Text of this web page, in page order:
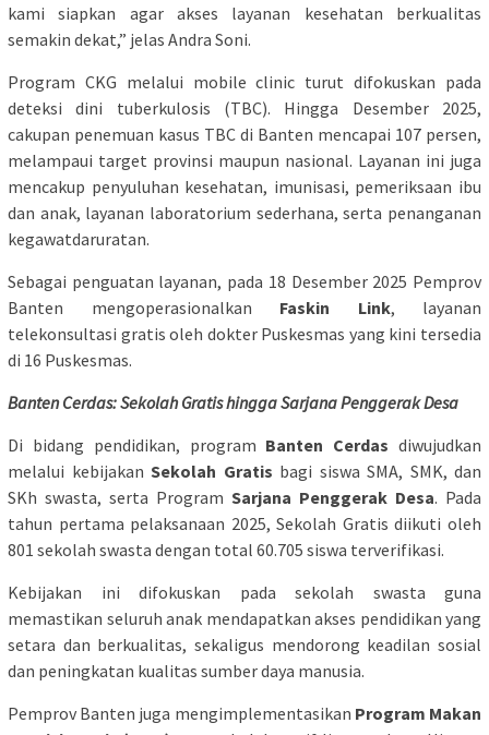
kami siapkan agar akses layanan kesehatan berkualitas
semakin dekat,” jelas Andra Soni.
Program CKG melalui mobile clinic turut difokuskan pada
deteksi dini tuberkulosis (TBC). Hingga Desember 2025,
cakupan penemuan kasus TBC di Banten mencapai 107 persen,
melampaui target provinsi maupun nasional. Layanan ini juga
mencakup penyuluhan kesehatan, imunisasi, pemeriksaan ibu
dan anak, layanan laboratorium sederhana, serta penanganan
kegawatdaruratan.
Sebagai penguatan layanan, pada 18 Desember 2025 Pemprov
Banten mengoperasionalkan Faskin Link, layanan
telekonsultasi gratis oleh dokter Puskesmas yang kini tersedia
di 16 Puskesmas.
Banten Cerdas: Sekolah Gratis hingga Sarjana Penggerak Desa
Di bidang pendidikan, program Banten Cerdas diwujudkan
melalui kebijakan Sekolah Gratis bagi siswa SMA, SMK, dan
SKh swasta, serta Program Sarjana Penggerak Desa. Pada
tahun pertama pelaksanaan 2025, Sekolah Gratis diikuti oleh
801 sekolah swasta dengan total 60.705 siswa terverifikasi.
Kebijakan ini difokuskan pada sekolah swasta guna
memastikan seluruh anak mendapatkan akses pendidikan yang
setara dan berkualitas, sekaligus mendorong keadilan sosial
dan peningkatan kualitas sumber daya manusia.
Pemprov Banten juga mengimplementasikan Program Makan